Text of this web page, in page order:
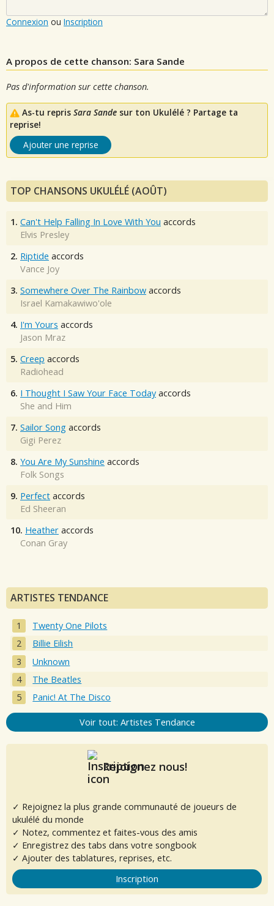
Connexion ou Inscription
A propos de cette chanson: Sara Sande
Pas d'information sur cette chanson.
As-tu repris Sara Sande sur ton Ukulélé ? Partage ta
reprise!
Ajouter une reprise
TOP CHANSONS UKULÉLÉ (AOÛT)
1. Can't Help Falling In Love With You accords
Elvis Presley
2. Riptide accords
Vance Joy
3. Somewhere Over The Rainbow accords
Israel Kamakawiwo'ole
4. I'm Yours accords
Jason Mraz
5. Creep accords
Radiohead
6. I Thought I Saw Your Face Today accords
She and Him
7. Sailor Song accords
Gigi Perez
8. You Are My Sunshine accords
Folk Songs
9. Perfect accords
Ed Sheeran
10. Heather accords
Conan Gray
ARTISTES TENDANCE
Twenty One Pilots
Billie Eilish
Unknown
The Beatles
Panic! At The Disco
Voir tout: Artistes Tendance
Rejoignez nous!
✓ Rejoignez la plus grande communauté de joueurs de
ukulélé du monde
✓ Notez, commentez et faites-vous des amis
✓ Enregistrez des tabs dans votre songbook
✓ Ajouter des tablatures, reprises, etc.
Inscription